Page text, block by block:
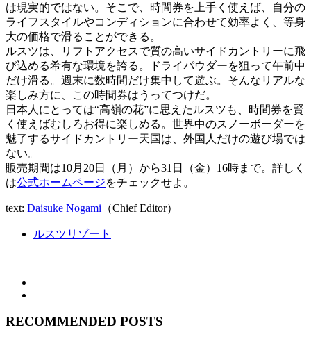
は現実的ではない。そこで、時間券を上手く使えば、自分の
ライフスタイルやコンディションに合わせて効率よく、等身
大の価格で滑ることができる。
ルスツは、リフトアクセスで質の高いサイドカントリーに飛
び込める希有な環境を誇る。ドライパウダーを狙って午前中
だけ滑る。週末に数時間だけ集中して遊ぶ。そんなリアルな
楽しみ方に、この時間券はうってつけだ。
日本人にとっては“高嶺の花”に思えたルスツも、時間券を賢
く使えばむしろお得に楽しめる。世界中のスノーボーダーを
魅了するサイドカントリー天国は、外国人だけの遊び場では
ない。
販売期間は10月20日（月）から31日（金）16時まで。詳しく
は公式ホームページをチェックせよ。
text: Daisuke Nogami （Chief Editor）
ルスツリゾート
RECOMMENDED POSTS